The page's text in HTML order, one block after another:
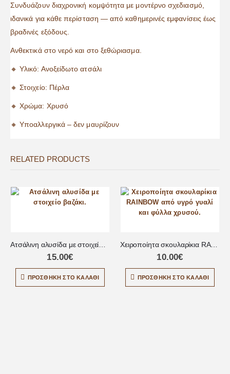
Συνδυάζουν διαχρονική κομψότητα με μοντέρνο σχεδιασμό,
ιδανικά για κάθε περίσταση — από καθημερινές εμφανίσεις έως
βραδινές εξόδους.
Ανθεκτικά στο νερό και στο ξεθώριασμα.
🔸 Υλικό: Ανοξείδωτο ατσάλι
🔸 Στοιχείο: Πέρλα
🔸 Χρώμα: Χρυσό
🔸 Υποαλλεργικά – δεν μαυρίζουν
RELATED PRODUCTS
Ατσάλινη αλυσίδα με στοιχείο βαζάκι
15.00€
ΠΡΟΣΘΉΚΗ ΣΤΟ ΚΑΛΆΘΙ
Χειροποίητα σκουλαρίκια RAINBOW από υγρό γυαλί
10.00€
ΠΡΟΣΘΉΚΗ ΣΤΟ ΚΑΛΆΘΙ